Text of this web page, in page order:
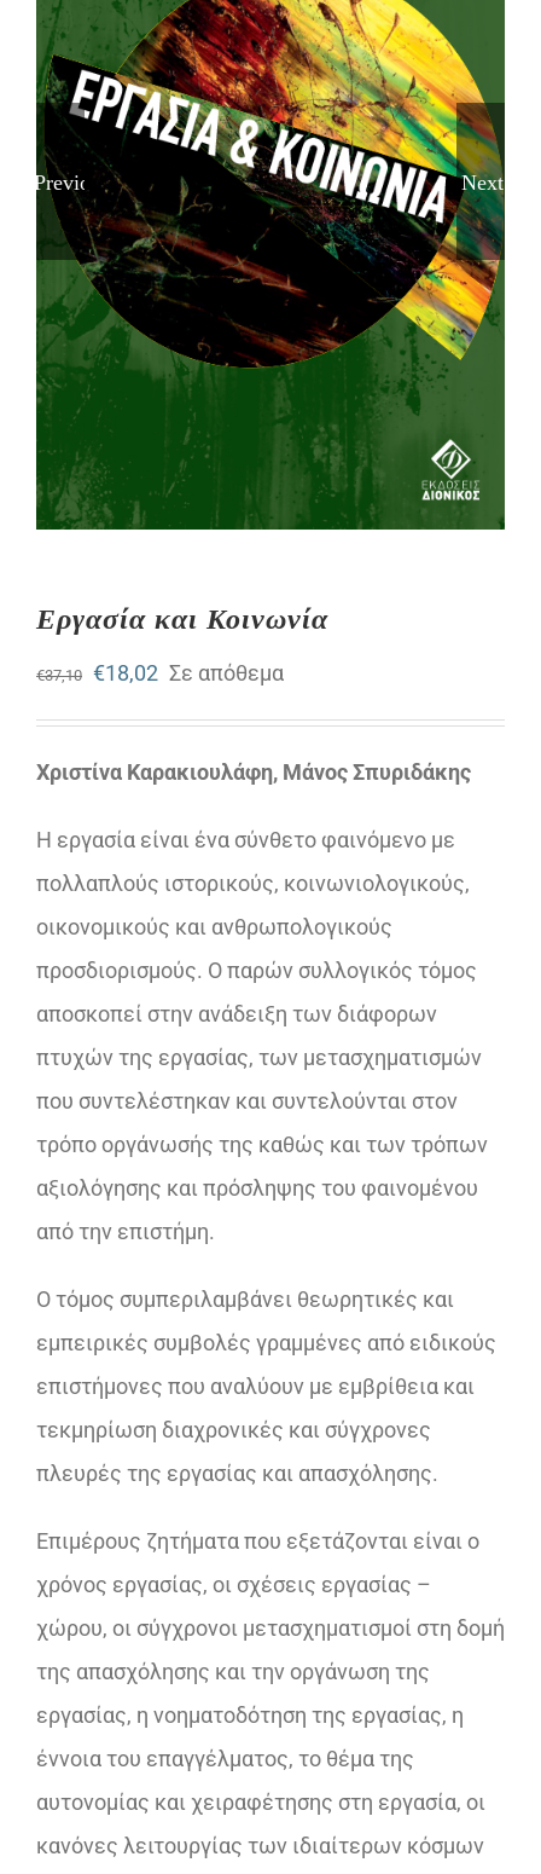
Previous Next
Εργασία και Κοινωνία
€37,10 Original
price
was:
€18,02 Η
τρέχουσα
€18,02.
Σε απόθεμα
Χριστίνα Καρακιουλάφη, Μάνος Σπυριδάκης
Η εργασία είναι ένα σύνθετο φαινόμενο με
πολλαπλούς ιστορικούς, κοινωνιολογικούς,
οικονομικούς και ανθρωπολογικούς
προσδιορισμούς. Ο παρών συλλογικός τόμος
αποσκοπεί στην ανάδειξη των διάφορων
πτυχών της εργασίας, των µετασχηµατισµών
που συντελέστηκαν και συντελούνται στον
τρόπο οργάνωσής της καθώς και των τρόπων
αξιολόγησης και πρόσληψης του φαινομένου
από την επιστήμη.
Ο τόμος συμπεριλαμβάνει θεωρητικές και
εμπειρικές συμβολές γραμμένες από ειδικούς
επιστήμονες που αναλύουν με εμβρίθεια και
τεκμηρίωση διαχρονικές και σύγχρονες
πλευρές της εργασίας και απασχόλησης.
Επιμέρους ζητήματα που εξετάζονται είναι ο
χρόνος εργασίας, οι σχέσεις εργασίας –
χώρου, οι σύγχρονοι µετασχηµατισµοί στη δομή
της απασχόλησης και την οργάνωση της
εργασίας, η νοηµατοδότηση της εργασίας, η
έννοια του επαγγέλματος, το θέμα της
αυτονομίας και χειραφέτησης στη εργασία, οι
κανόνες λειτουργίας των ιδιαίτερων κόσμων